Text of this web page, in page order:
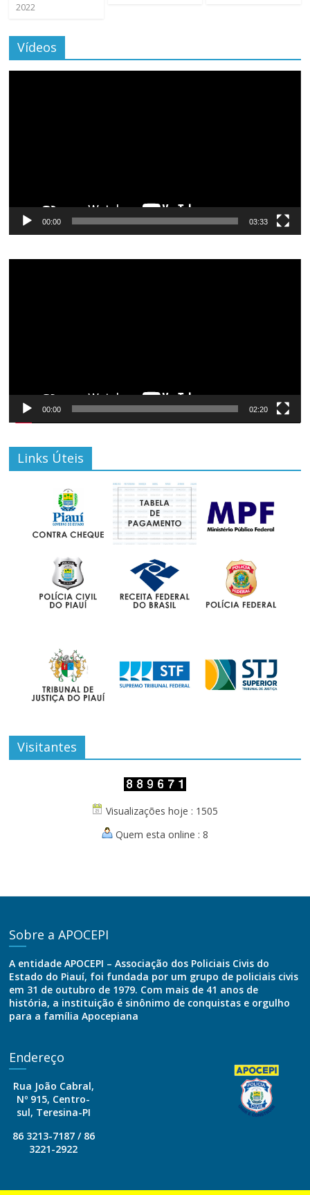
2022
Vídeos
00:00 03:33
00:00 02:20
Links Úteis
Visitantes
Visualizações hoje : 1505
Quem esta online : 8
Sobre a APOCEPI
A entidade APOCEPI – Associação dos Policiais Civis do
Estado do Piauí, foi fundada por um grupo de policiais civis
em 31 de outubro de 1979. Com mais de 41 anos de
história, a instituição é sinônimo de conquistas e orgulho
para a família Apocepiana
Endereço
Rua João Cabral,
Nº 915, Centro-
sul, Teresina-PI
86 3213-7187 / 86
3221-2922